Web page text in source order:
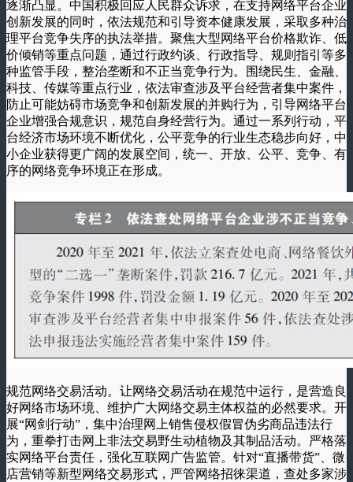
逐渐凸显。中国积极回应人民群众诉求，在支持网络平台企业
创新发展的同时，依法规范和引导资本健康发展，采取多种治
理平台竞争失序的执法举措。聚焦大型网络平台价格欺诈、低
价倾销等重点问题，通过行政约谈、行政指导、规则指引等多
种监管手段，整治垄断和不正当竞争行为。围绕民生、金融、
科技、传媒等重点行业，依法审查涉及平台经营者集中案件，
防止可能妨碍市场竞争和创新发展的并购行为，引导网络平台
企业增强合规意识，规范自身经营行为。通过一系列行动，平
台经济市场环境不断优化，公平竞争的行业生态稳步向好，中
小企业获得更广阔的发展空间，统一、开放、公平、竞争、有
序的网络竞争环境正在形成。
规范网络交易活动。让网络交易活动在规范中运行，是营造良
好网络市场环境、维护广大网络交易主体权益的必然要求。开
展“网剑行动”，集中治理网上销售侵权假冒伪劣商品违法行
为，重拳打击网上非法交易野生动植物及其制品活动。严格落
实网络平台责任，强化互联网广告监管。针对“直播带货”、微
店营销等新型网络交易形式，严管网络招徕渠道，查处多家涉